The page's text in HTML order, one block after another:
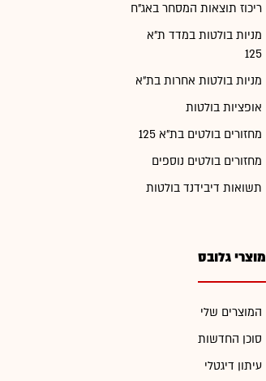
ריכוז תוצאות המסחר באג"ח
מניות בולטות במדד ת"א
125
מניות בולטות אחרות בת"א
אופציות בולטות
מחזורים בולטים בת"א 125
מחזורים בולטים נוספים
תשואות דיבידנד בולטות
מוצרי גלובס
המוצרים שלי
סוכן החדשות
עיתון דיגטלי